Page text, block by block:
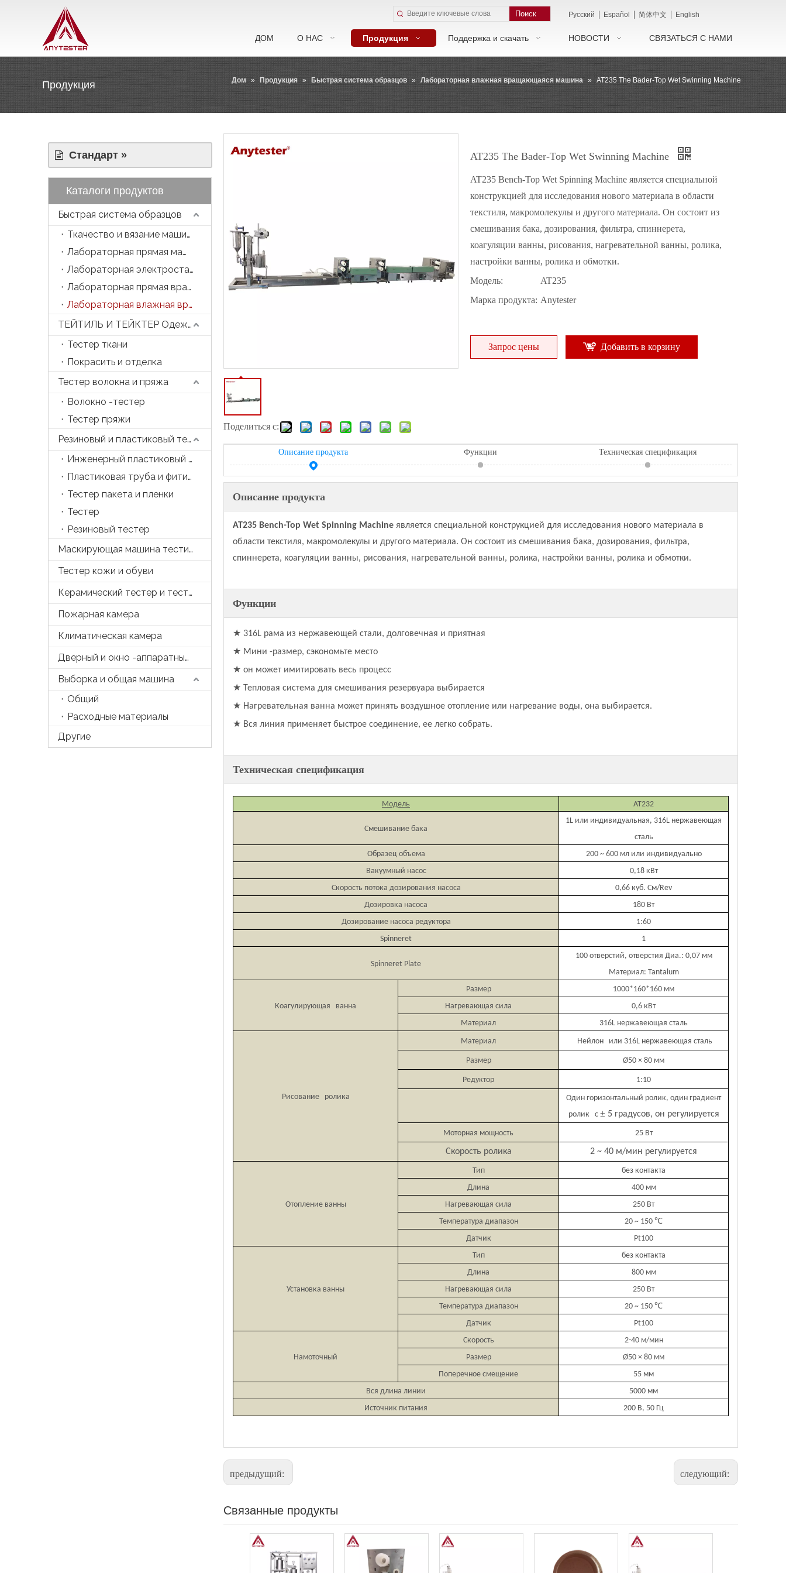
Поиск Pусский Español 简体中文 English
ДОМ О НАС Продукция Поддержка и скачать НОВОСТИ СВЯЗАТЬСЯ С НАМИ
Продукция Дом » Продукция » Быстрая система образцов » Лабораторная влажная вращающаяся машина » AT235 The Bader-Top Wet Swinning Machine
Стандарт »
Каталоги продуктов
Быстрая система образцов
Ткачество и вязание машина
Лабораторная прямая машина
Лабораторная электростатическая прядильная машина
Лабораторная прямая вращающаяся машина
Лабораторная влажная вращающаяся машина
ТЕЙТИЛЬ И ТЕЙКТЕР Одежда
Тестер ткани
Покрасить и отделка
Тестер волокна и пряжа
Волокно -тестер
Тестер пряжи
Резиновый и пластиковый тестер
Инженерный пластиковый тестер
Пластиковая труба и фитинга тестер
Тестер пакета и пленки
Тестер
Резиновый тестер
Маскирующая машина тестирования
Тестер кожи и обуви
Керамический тестер и тесто
Пожарная камера
Климатическая камера
Дверный и окно -аппаратный тестер
Выборка и общая машина
Общий
Расходные материалы
Другие
Поделиться с:
AT235 The Bader-Top Wet Swinning Machine
AT235 Bench-Top Wet Spinning Machine является специальной
конструкцией для исследования нового материала в области
текстиля, макромолекулы и другого материала. Он состоит из
смешивания бака, дозирования, фильтра, спиннерета,
коагуляции ванны, рисования, нагревательной ванны, ролика,
настройки ванны, ролика и обмотки.
Модель:
AT235
Марка продукта: Anytester
Запрос цены Добавить в корзину
Описание продукта Функции Техническая спецификация
Описание продукта
AT235 Bench-Top Wet Spinning Machine является специальной конструкцией для исследования нового материала в
области текстиля, макромолекулы и другого материала. Он состоит из смешивания бака, дозирования, фильтра,
спиннерета, коагуляции ванны, рисования, нагревательной ванны, ролика, настройки ванны, ролика и обмотки.
Функции
★ 316L рама из нержавеющей стали, долговечная и приятная
★ Мини -размер, сэкономьте место
★ он может имитировать весь процесс
★ Тепловая система для смешивания резервуара выбирается
★ Нагревательная ванна может принять воздушное отопление или нагревание воды, она выбирается.
★ Вся линия применяет быстрое соединение, ее легко собрать.
Техническая спецификация
Модель AT232
Смешивание бака
1L или индивидуальная, 316L нержавеющая
сталь
Образец объема
200 ~ 600 мл или индивидуально
Вакуумный насос
0,18 кВт
Скорость потока дозирования насоса
0,66 куб. См/Rev
Дозировка насоса
180 Вт
Дозирование насоса редуктора
1:60
Spinneret
1
Spinneret Plate
100 отверстий, отверстия Диа.: 0,07 мм
Материал: Tantalum
Коагулирующая ванна
Размер
1000*160*160 мм
Нагревающая сила
0,6 кВт
Материал
316L нержавеющая сталь
Рисование ролика
Материал Нейлон или 316L нержавеющая сталь
Размер Ø50 × 80 мм
Редуктор 1:10
Один горизонтальный ролик, один градиент
ролик с ± 5 градусов, он регулируется
Моторная мощность 25 Вт
Скорость ролика 2 ~ 40 м/мин регулируется
Отопление ванны
Тип
без контакта
Длина
400 мм
Нагревающая сила
250 Вт
Температура диапазон
20 ~ 150 ℃
Датчик
Pt100
Установка ванны
Тип
без контакта
Длина
800 мм
Нагревающая сила
250 Вт
Температура диапазон
20 ~ 150 ℃
Датчик
Pt100
Намоточный
Скорость
2-40 м/мин
Размер
Ø50 × 80 мм
Поперечное смещение
55 мм
Вся длина линии
5000 мм
Источник питания
200 В, 50 Гц
предыдущий: следующий:
Связанные продукты